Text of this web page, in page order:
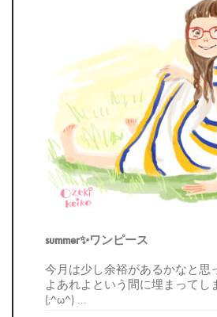
summer✨ワンピース
今月は少し余裕があるかなと思
よあれよという間に埋まってし
(;^ω^) …